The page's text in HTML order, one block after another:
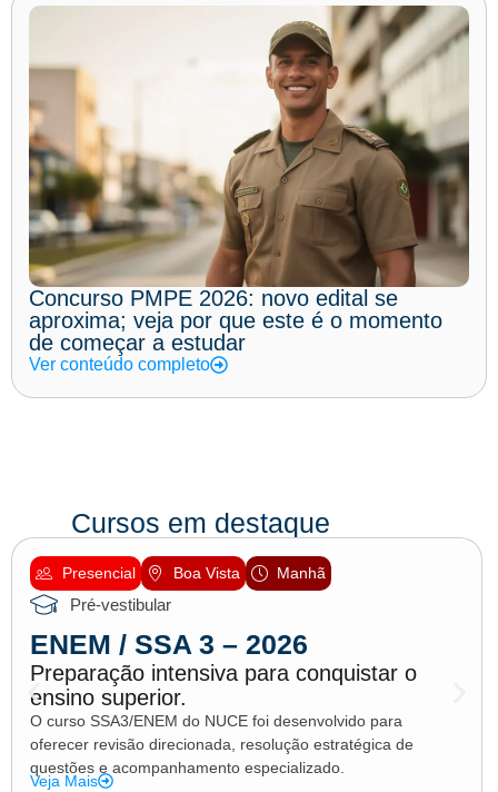
Concurso PMPE 2026: novo edital se
aproxima; veja por que este é o momento
de começar a estudar
Ver conteúdo completo
Cursos em destaque
Presencial Boa Vista Manhã
Pré-vestibular
ENEM / SSA 3 – 2026
Preparação intensiva para conquistar o
ensino superior.
O curso SSA3/ENEM do NUCE foi desenvolvido para
oferecer revisão direcionada, resolução estratégica de
questões e acompanhamento especializado.
Veja Mais